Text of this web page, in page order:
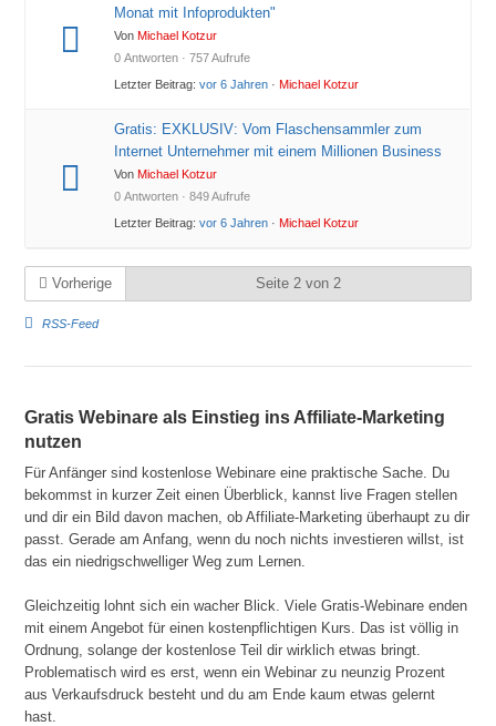
Monat mit Infoprodukten"
VonMichael Kotzur
0 Antworten · 757 Aufrufe
Letzter Beitrag:vor 6 Jahren ·Michael Kotzur
Gratis: EXKLUSIV: Vom Flaschensammler zum
Internet Unternehmer mit einem Millionen Business
VonMichael Kotzur
0 Antworten · 849 Aufrufe
Letzter Beitrag:vor 6 Jahren ·Michael Kotzur
Vorherige Seite 2 von 2
RSS-Feed
Gratis Webinare als Einstieg ins Affiliate-Marketing
nutzen
Für Anfänger sind kostenlose Webinare eine praktische Sache. Du
bekommst in kurzer Zeit einen Überblick, kannst live Fragen stellen
und dir ein Bild davon machen, ob Affiliate-Marketing überhaupt zu dir
passt. Gerade am Anfang, wenn du noch nichts investieren willst, ist
das ein niedrigschwelliger Weg zum Lernen.
Gleichzeitig lohnt sich ein wacher Blick. Viele Gratis-Webinare enden
mit einem Angebot für einen kostenpflichtigen Kurs. Das ist völlig in
Ordnung, solange der kostenlose Teil dir wirklich etwas bringt.
Problematisch wird es erst, wenn ein Webinar zu neunzig Prozent
aus Verkaufsdruck besteht und du am Ende kaum etwas gelernt
hast.